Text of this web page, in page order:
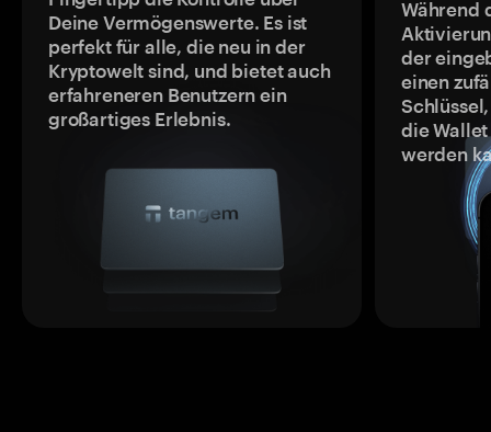
Deine Vermögenswerte. Es ist
perfekt für alle, die neu in der
Kryptowelt sind, und bietet auch
erfahreneren Benutzern ein
großartiges Erlebnis.
Während
der
einen
die
werden